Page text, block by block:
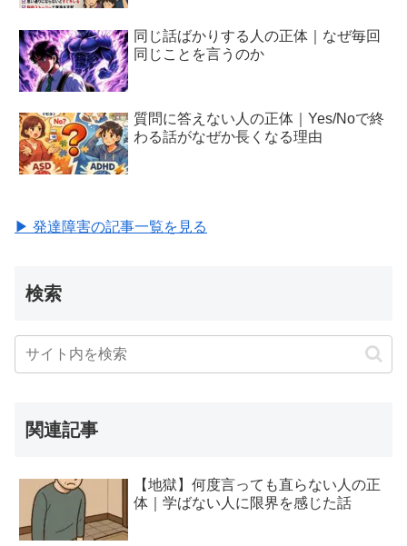
同じ話ばかりする人の正体｜なぜ毎回
同じことを言うのか
質問に答えない人の正体｜Yes/Noで終
わる話がなぜか長くなる理由
▶ 発達障害の記事一覧を見る
検索
関連記事
【地獄】何度言っても直らない人の正
体｜学ばない人に限界を感じた話